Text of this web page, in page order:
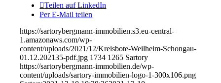
Teilen auf LinkedIn
Per E-Mail teilen
https://sartorybergmann-immobilien.s3.eu-central-
1.amazonaws.com/wp-
content/uploads/2021/12/Kreisbote-Weilheim-Schongau-
01.12.202135-pdf.jpg 1734 1265 Sartory
https://sartorybergmann-immobilien.de/wp-
content/uploads/sartory-immobilien-logo-1-300x106.png